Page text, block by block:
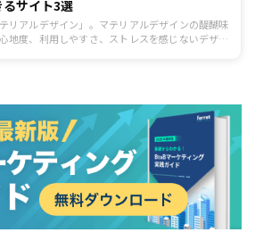
サイト3選
リアルデザイン」。マテリアルデザインの醍醐味
地度、利用しやすさ、ストレスを感じないデザイ